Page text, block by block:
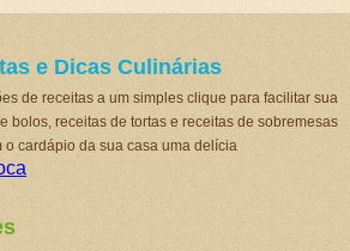
e Dicas Culinárias
de receitas a um simples clique para facilitar sua
bolos, receitas de tortas e receitas de sobremesas
o cardápio da sua casa uma delícia